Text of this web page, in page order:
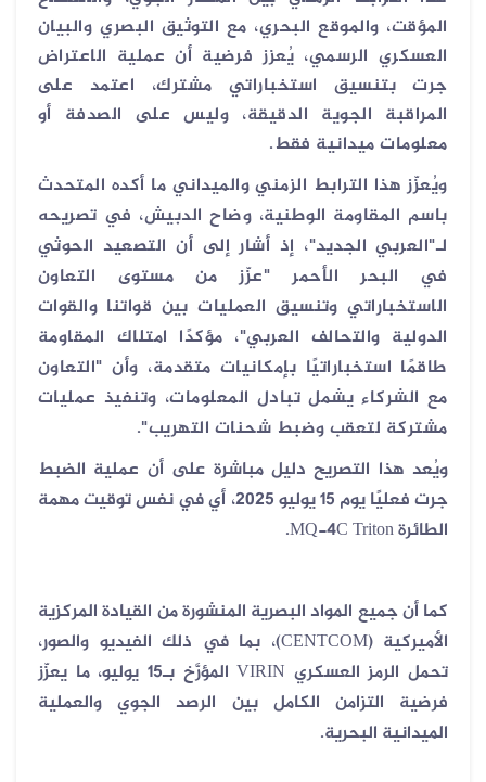
المؤقت، والموقع البحري، مع التوثيق البصري والبيان
العسكري الرسمي، يُعزز فرضية أن عملية الاعتراض
جرت بتنسيق استخباراتي مشترك، اعتمد على
المراقبة الجوية الدقيقة، وليس على الصدفة أو
معلومات ميدانية فقط.
ويُعزّز هذا الترابط الزمني والميداني ما أكده المتحدث
باسم المقاومة الوطنية، وضاح الدبيش، في تصريحه
لـ"العربي الجديد"، إذ أشار إلى أن التصعيد الحوثي
في البحر الأحمر "عزّز من مستوى التعاون
الاستخباراتي وتنسيق العمليات بين قواتنا والقوات
الدولية والتحالف العربي"، مؤكدًا امتلاك المقاومة
طاقمًا استخباراتيًا بإمكانيات متقدمة، وأن "التعاون
مع الشركاء يشمل تبادل المعلومات، وتنفيذ عمليات
مشتركة لتعقب وضبط شحنات التهريب".
ويُعد هذا التصريح دليل مباشرة على أن عملية الضبط
جرت فعليًا يوم 15 يوليو 2025، أي في نفس توقيت مهمة
الطائرة MQ-4C Triton.
كما أن جميع المواد البصرية المنشورة من القيادة المركزية
الأميركية (CENTCOM)، بما في ذلك الفيديو والصور،
تحمل الرمز العسكري VIRIN المؤرَّخ بـ15 يوليو، ما يعزّز
فرضية التزامن الكامل بين الرصد الجوي والعملية
الميدانية البحرية.